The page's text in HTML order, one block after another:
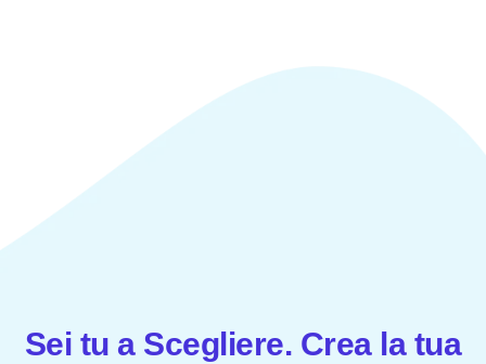
Sei tu a Scegliere. Crea la tua